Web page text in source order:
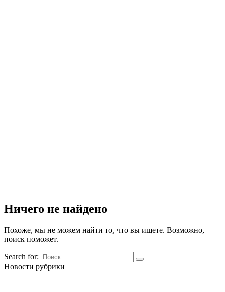
Ничего не найдено
Похоже, мы не можем найти то, что вы ищете. Возможно,
поиск поможет.
Search for:
Новости рубрики